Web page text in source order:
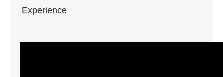
Experience